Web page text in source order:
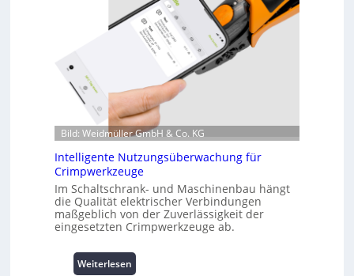
f
o
n
z
u
m
L
a
s
t
p
Bild: Weidmüller GmbH & Co. KG
Intelligente Nutzungsüberwachung für
Crimpwerkzeuge
Im Schaltschrank- und Maschinenbau hängt
die Qualität elektrischer Verbindungen
maßgeblich von der Zuverlässigkeit der
eingesetzten Crimpwerkzeuge ab.
Weiterlesen: